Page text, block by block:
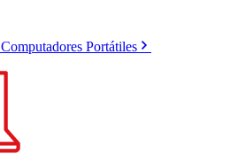
Computadores Portátiles